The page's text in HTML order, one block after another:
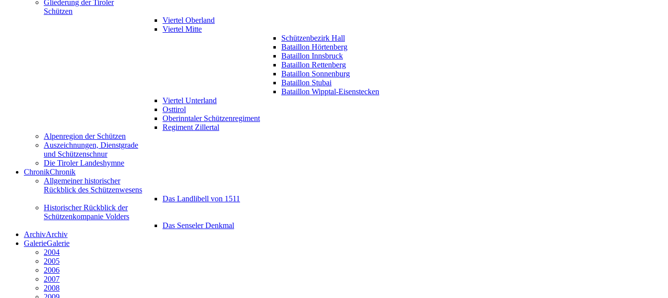
Gliederung der Tiroler
Schützen
Viertel Oberland
Viertel Mitte
Schützenbezirk Hall
Bataillon Hörtenberg
Bataillon Innsbruck
Bataillon Rettenberg
Bataillon Sonnenburg
Bataillon Stubai
Bataillon Wipptal-Eisenstecken
Viertel Unterland
Osttirol
Oberinntaler Schützenregiment
Regiment Zillertal
Alpenregion der Schützen
Auszeichnungen, Dienstgrade
und Schützenschnur
Die Tiroler Landeshymne
ChronikChronik
Allgemeiner historischer
Rückblick des Schützenwesens
Das Landlibell von 1511
Historischer Rückblick der
Schützenkompanie Volders
Das Senseler Denkmal
ArchivArchiv
GalerieGalerie
2004
2005
2006
2007
2008